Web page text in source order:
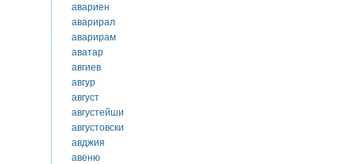
авариен
аварирал
аварирам
аватар
авгиев
авгур
август
августейши
августовски
авджия
авеню